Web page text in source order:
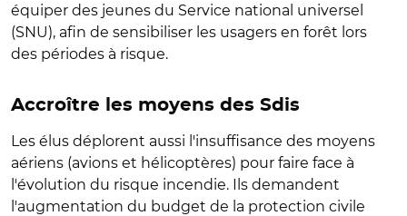
équiper des jeunes du Service national universel
(SNU), afin de sensibiliser les usagers en forêt lors
des périodes à risque.
Accroître les moyens des Sdis
Les élus déplorent aussi l'insuffisance des moyens
aériens (avions et hélicoptères) pour faire face à
l'évolution du risque incendie. Ils demandent
l'augmentation du budget de la protection civile